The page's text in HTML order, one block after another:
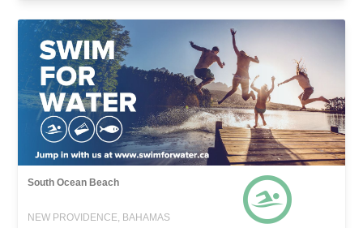
South Ocean Beach
NEW PROVIDENCE, BAHAMAS